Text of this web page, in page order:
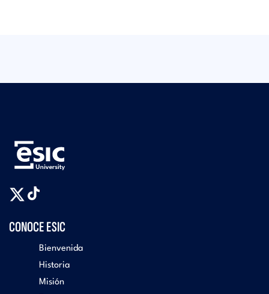
CONOCE ESIC
Bienvenida
Historia
Misión